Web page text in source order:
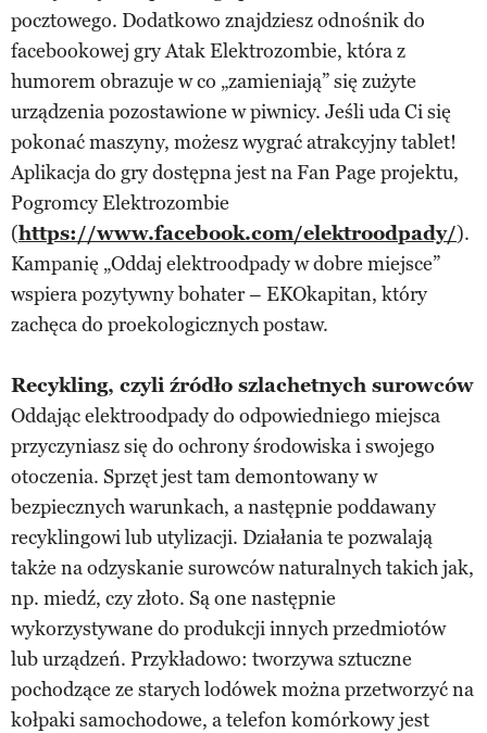
pocztowego. Dodatkowo znajdziesz odnośnik do
facebookowej gry Atak Elektrozombie, która z
humorem obrazuje w co „zamieniają” się zużyte
urządzenia pozostawione w piwnicy. Jeśli uda Ci się
pokonać maszyny, możesz wygrać atrakcyjny tablet!
Aplikacja do gry dostępna jest na Fan Page projektu,
Pogromcy Elektrozombie
(https://www.facebook.com/elektroodpady/).
Kampanię „Oddaj elektroodpady w dobre miejsce”
wspiera pozytywny bohater – EKOkapitan, który
zachęca do proekologicznych postaw.
Recykling, czyli źródło szlachetnych surowców
Oddając elektroodpady do odpowiedniego miejsca
przyczyniasz się do ochrony środowiska i swojego
otoczenia. Sprzęt jest tam demontowany w
bezpiecznych warunkach, a następnie poddawany
recyklingowi lub utylizacji. Działania te pozwalają
także na odzyskanie surowców naturalnych takich jak,
np. miedź, czy złoto. Są one następnie
wykorzystywane do produkcji innych przedmiotów
lub urządzeń. Przykładowo: tworzywa sztuczne
pochodzące ze starych lodówek można przetworzyć na
kołpaki samochodowe, a telefon komórkowy jest